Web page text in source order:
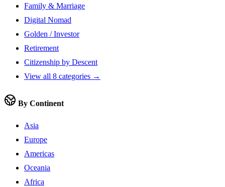
Family & Marriage
Digital Nomad
Golden / Investor
Retirement
Citizenship by Descent
View all 8 categories →
By Continent
Asia
Europe
Americas
Oceania
Africa